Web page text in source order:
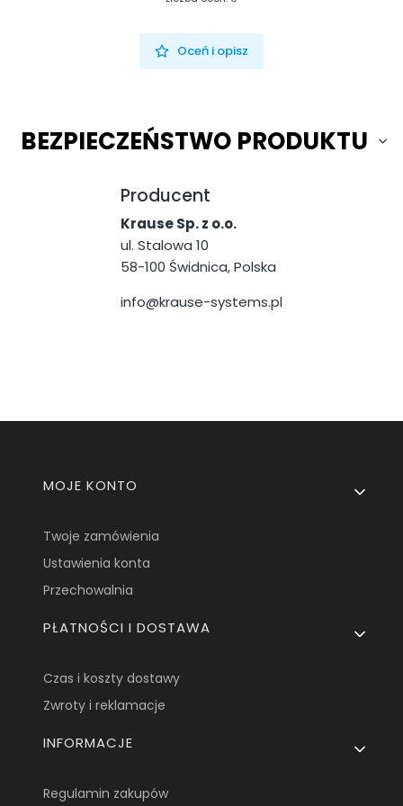
Oceń i opisz
BEZPIECZEŃSTWO PRODUKTU
Producent
Krause Sp. z o.o.
ul. Stalowa 10
58-100 Świdnica, Polska
info@krause-systems.pl
Linki w stopce
MOJE KONTO
Twoje zamówienia
Ustawienia konta
Przechowalnia
PŁATNOŚCI I DOSTAWA
Czas i koszty dostawy
Zwroty i reklamacje
INFORMACJE
Regulamin zakupów